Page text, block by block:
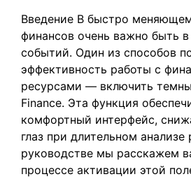
Введение В быстро
финансов очень важно быть
событий. Один из способов
эффективность работы с
ресурсами — включить
Finance. Эта функция
комфортный интерфейс,
глаз при длительном
руководстве мы расскажем
процессе активации этой